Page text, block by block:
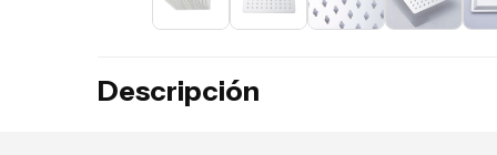
Descripción